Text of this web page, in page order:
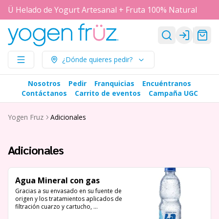
Ü Helado de Yogurt Artesanal + Fruta 100% Natural
Login
¿Dónde quieres pedir?
Nosotros Pedir Franquicias
Encuéntranos
Contáctanos
Carrito de eventos Campaña UGC
Yogen Fruz Adicionales
Adicionales
Agua Mineral con gas
Gracias a su envasado en su fuente de
origen y los tratamientos aplicados de
filtración cuarzo y cartucho,